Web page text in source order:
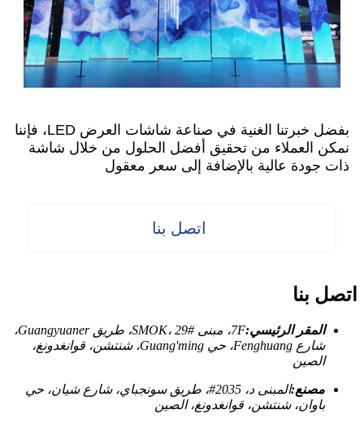
بفضل خبرتنا الغنية في صناعة شاشات العرض LED، فإننا
نمكن العملاء من تحقيق أفضل الحلول من خلال شاشة
ذات جودة عالية بالإضافة إلى سعر معقول
اتصل بنا
اتصل بنا
المقر الرئيسي:
7F، مبنى SMOK، 29#، طريق Guangyuaner،
شارع Fenghuang، حي Guang'ming، شنتشن، قوانغدونغ،
الصين
مصنع:
المبنى د، 2035#، طريق سونجباي، شارع شيان، حي
باوان، شنتشن، قوانغدونغ، الصين